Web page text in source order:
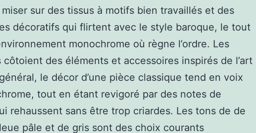
sur des tissus à motifs bien travaillés et des
décoratifs qui flirtent avec le style baroque, le tout
monochrome où règne l’ordre. Les
côtoient des éléments et accessoires inspirés de l’art
le décor d’une pièce classique tend en voix
tout en étant revigoré par des notes de
rehaussent sans être trop criardes. Les tons de de
pâle et de gris sont des choix courants